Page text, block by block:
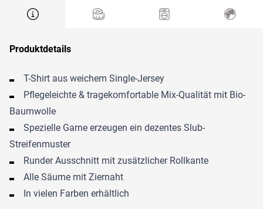
Produktdetails
T-Shirt aus weichem Single-Jersey
Pflegeleichte & tragekomfortable Mix-Qualität mit Bio-
Baumwolle
Spezielle Garne erzeugen ein dezentes Slub-
Streifenmuster
Runder Ausschnitt mit zusätzlicher Rollkante
Alle Säume mit Ziernaht
In vielen Farben erhältlich